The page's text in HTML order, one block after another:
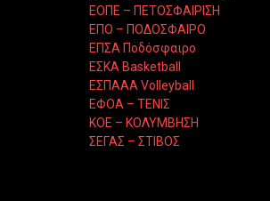
ΕΟΠΕ – ΠΕΤΟΣΦΑΙΡΙΣΗ
ΕΠΟ – ΠΟΔΟΣΦΑΙΡΟ
ΕΠΣΑ Ποδόσφαιρο
ΕΣΚΑ Basketball
ΕΣΠΑΑΑ Volleyball
ΕΦΟΑ – ΤΕΝΙΣ
ΚΟΕ – ΚΟΛΥΜΒΗΣΗ
ΣΕΓΑΣ – ΣΤΙΒΟΣ